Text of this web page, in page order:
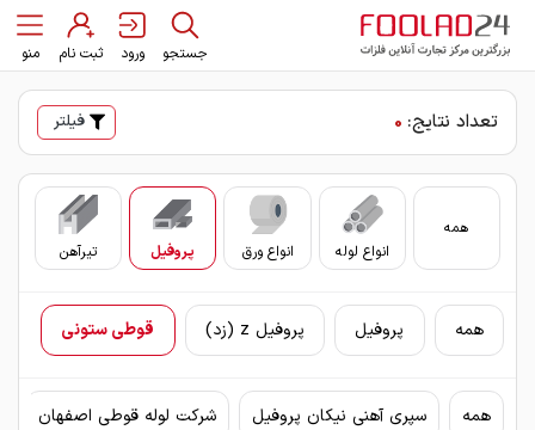
جستجو ورود ثبت نام منو
تعداد نتایج: 0 فیلتر
همه
انواع لوله
انواع ورق پروفیل تیرآهن
همه پروفیل پروفیل z (زد) قوطی ستونی
همه سپری آهنی نیکان پروفیل شرکت لوله قوطی اصفهان